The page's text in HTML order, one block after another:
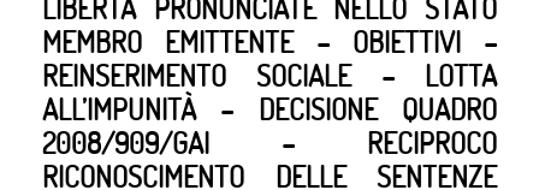
LIBERTÀ PRONUNCIATE NELLO STATO
MEMBRO EMITTENTE – OBIETTIVI –
REINSERIMENTO SOCIALE – LOTTA
ALL’IMPUNITÀ – DECISIONE QUADRO
2008/909/GAI – RECIPROCO
RICONOSCIMENTO DELLE SENTENZE